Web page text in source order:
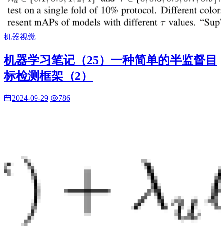
机器视觉
机器学习笔记（25）一种简单的半监督目
标检测框架（2）
2024-09-29 786